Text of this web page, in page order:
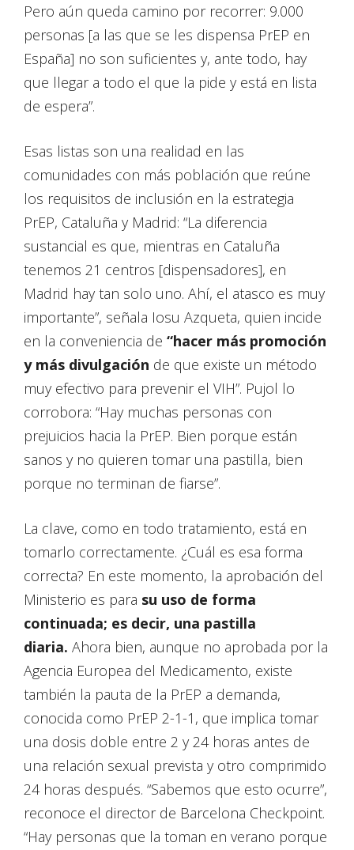
Pero aún queda camino por recorrer: 9.000
personas [a las que se les dispensa PrEP en
España] no son suficientes y, ante todo, hay
que llegar a todo el que la pide y está en lista
de espera”.
Esas listas son una realidad en las
comunidades con más población que reúne
los requisitos de inclusión en la estrategia
PrEP, Cataluña y Madrid: “La diferencia
sustancial es que, mientras en Cataluña
tenemos 21 centros [dispensadores], en
Madrid hay tan solo uno. Ahí, el atasco es muy
importante”, señala Iosu Azqueta, quien incide
en la conveniencia de “hacer más promoción
y más divulgación de que existe un método
muy efectivo para prevenir el VIH”. Pujol lo
corrobora: “Hay muchas personas con
prejuicios hacia la PrEP. Bien porque están
sanos y no quieren tomar una pastilla, bien
porque no terminan de fiarse”.
La clave, como en todo tratamiento, está en
tomarlo correctamente. ¿Cuál es esa forma
correcta? En este momento, la aprobación del
Ministerio es para su uso de forma
continuada; es decir, una pastilla
diaria. Ahora bien, aunque no aprobada por la
Agencia Europea del Medicamento, existe
también la pauta de la PrEP a demanda,
conocida como PrEP 2-1-1, que implica tomar
una dosis doble entre 2 y 24 horas antes de
una relación sexual prevista y otro comprimido
24 horas después. “Sabemos que esto ocurre”,
reconoce el director de Barcelona Checkpoint.
“Hay personas que la toman en verano porque